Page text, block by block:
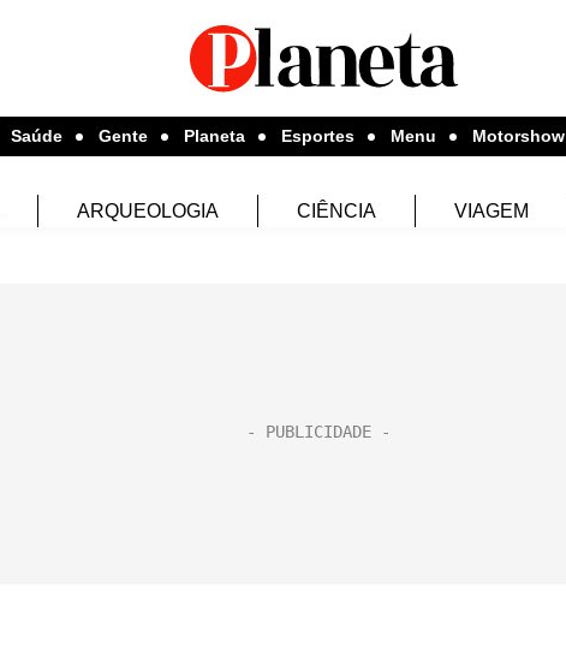
Saúde Gente Planeta Esportes Menu Motorshow
ARQUEOLOGIA CIÊNCIA VIAGEM